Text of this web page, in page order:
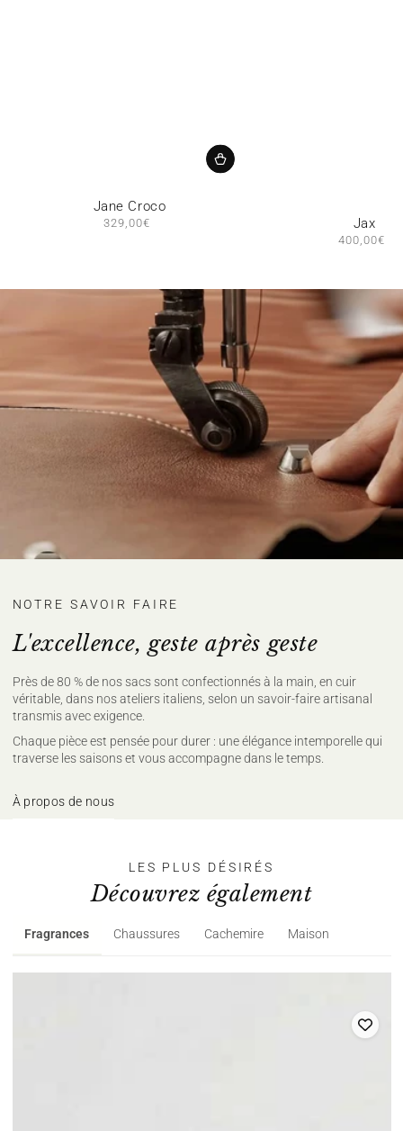
Jane Croco
Prix
329,00€ Jax
Prix
400,00€
NOTRE SAVOIR FAIRE
L'excellence, geste après geste
Près de 80 % de nos sacs sont confectionnés à la main, en cuir
véritable, dans nos ateliers italiens, selon un savoir-faire artisanal
transmis avec exigence.
Chaque pièce est pensée pour durer : une élégance intemporelle qui
traverse les saisons et vous accompagne dans le temps.
À propos de nous
LES PLUS DÉSIRÉS
Découvrez également
Fragrances Chaussures Cachemire Maison